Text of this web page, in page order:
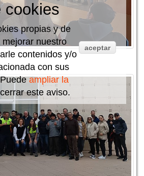
cookies
propias y de
nuestro
contenidos y/o
con sus
ampliar la
este aviso.
aceptar